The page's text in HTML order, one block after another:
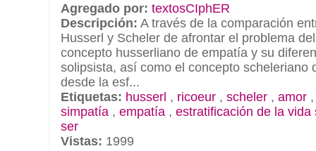
Agregado por: textosCIphER
Descripción: A través de la comparación
Husserl y Scheler de afrontar el problema
concepto husserliano de empatía y su
solipsista, así como el concepto scheleriano
desde la esf...
Etiquetas: husserl , ricoeur , scheler , amor
simpatía , empatía , estratificación de la vida
ser
Vistas: 1999